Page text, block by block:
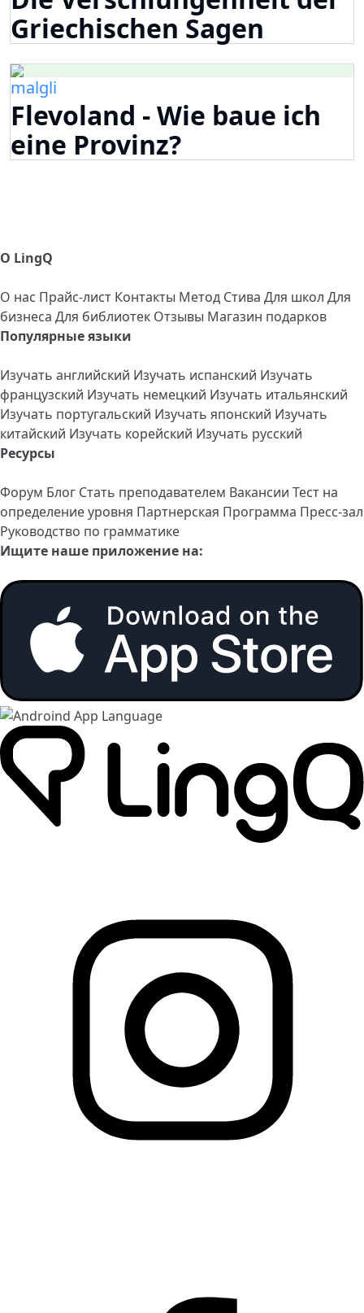
Griechischen Sagen
malgli
Flevoland - Wie baue ich
eine Provinz?
О LingQ
О нас Прайс-лист Контакты Метод Стива Для школ Для
бизнеса Для библиотек Отзывы Магазин подарков
Популярные языки
Изучать английский Изучать испанский Изучать
французский Изучать немецкий Изучать итальянский
Изучать португальский Изучать японский Изучать
китайский Изучать корейский Изучать русский
Ресурсы
Форум Блог Стать преподавателем Вакансии Тест на
определение уровня Партнерская Программа Пресс-зал
Руководство по грамматике
Ищите наше приложение на: